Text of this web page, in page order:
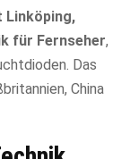
Linköping,
für Fernseher,
Das
China